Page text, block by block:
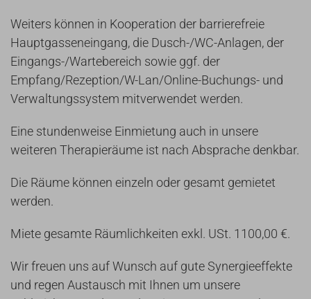
Weiters können in Kooperation der barrierefreie
Hauptgasseneingang, die Dusch-/WC-Anlagen, der
Eingangs-/Wartebereich sowie ggf. der
Empfang/Rezeption/W-Lan/Online-Buchungs- und
Verwaltungssystem mitverwendet werden.
Eine stundenweise Einmietung auch in unsere
weiteren Therapieräume ist nach Absprache denkbar.
Die Räume können einzeln oder gesamt gemietet
werden.
Miete gesamte Räumlichkeiten exkl. USt. 1100,00 €.
Wir freuen uns auf Wunsch auf gute Synergieeffekte
und regen Austausch mit Ihnen um unsere